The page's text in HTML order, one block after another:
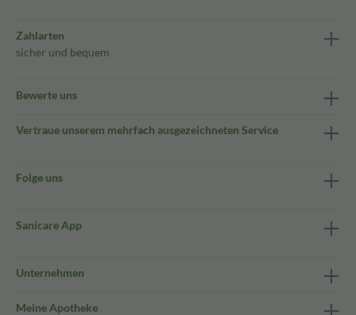
Zahlarten
sicher und bequem
Bewerte uns
Vertraue unserem mehrfach ausgezeichneten Service
Folge uns
Sanicare App
Unternehmen
Meine Apotheke